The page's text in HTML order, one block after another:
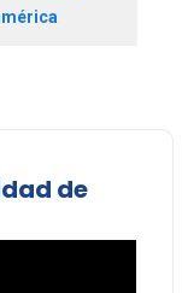
de